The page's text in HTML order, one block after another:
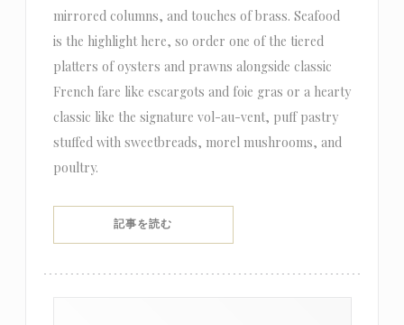
mirrored columns, and touches of brass. Seafood
is the highlight here, so order one of the tiered
platters of oysters and prawns alongside classic
French fare like escargots and foie gras or a hearty
classic like the signature vol-au-vent, puff pastry
stuffed with sweetbreads, morel mushrooms, and
poultry.
記事を読む